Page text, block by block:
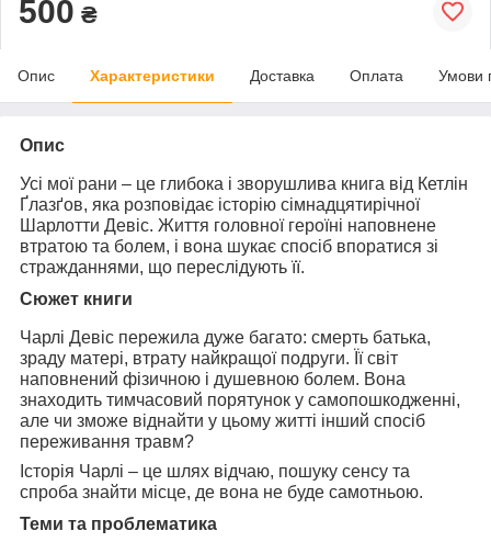
500 ₴
Опис Характеристики Доставка Оплата Умови
Опис
Усі мої рани – це глибока і зворушлива книга від Кетлін
Ґлазґов, яка розповідає історію сімнадцятирічної
Шарлотти Девіс. Життя головної героїні наповнене
втратою та болем, і вона шукає спосіб впоратися зі
стражданнями, що переслідують її.
Сюжет книги
Чарлі Девіс пережила дуже багато: смерть батька,
зраду матері, втрату найкращої подруги. Її світ
наповнений фізичною і душевною болем. Вона
знаходить тимчасовий порятунок у самопошкодженні,
але чи зможе віднайти у цьому житті інший спосіб
переживання травм?
Історія Чарлі – це шлях відчаю, пошуку сенсу та
спроба знайти місце, де вона не буде самотньою.
Теми та проблематика